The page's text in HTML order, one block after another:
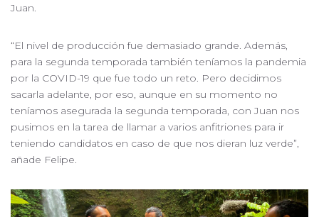
Juan.
“El nivel de producción fue demasiado grande. Además,
para la segunda temporada también teníamos la pandemia
por la COVID-19 que fue todo un reto. Pero decidimos
sacarla adelante, por eso, aunque en su momento no
teníamos asegurada la segunda temporada, con Juan nos
pusimos en la tarea de llamar a varios anfitriones para ir
teniendo candidatos en caso de que nos dieran luz verde”,
añade Felipe.